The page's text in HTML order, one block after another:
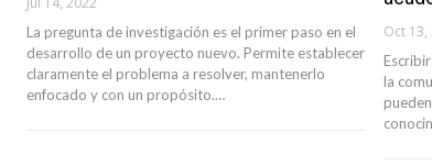
La pregunta de investigación es el primer paso en el
desarrollo de un proyecto nuevo. Permite establecer
claramente el problema a resolver, mantenerlo
enfocado y con un propósito.…
Oct 13,
la